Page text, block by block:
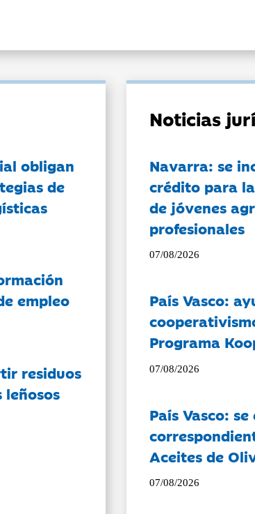
obligan
de
empleo
residuos
Noticias
Navarra: se
crédito para
de jóvenes
profesionales
07/08/2026
País Vasco:
Programa
07/08/2026
País Vasco:
Aceites de
07/08/2026